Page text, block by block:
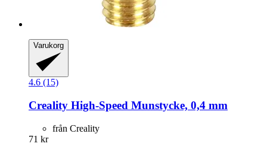
Varukorg
4.6 (15)
Creality High-​Speed Munstycke, 0,4 mm
från Creality
71 kr